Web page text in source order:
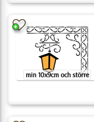
min 10x9cm och större